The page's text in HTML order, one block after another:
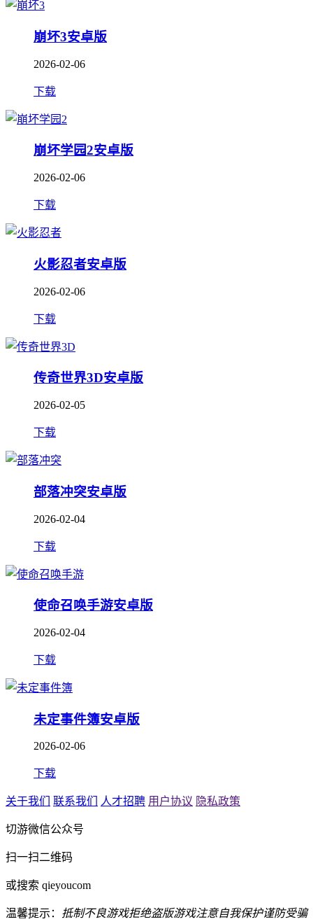
崩坏3安卓版
2026-02-06
下载
崩坏学园2安卓版
2026-02-06
下载
火影忍者安卓版
2026-02-06
下载
传奇世界3D安卓版
2026-02-05
下载
部落冲突安卓版
2026-02-04
下载
使命召唤手游安卓版
2026-02-04
下载
未定事件簿安卓版
2026-02-06
下载
关于我们 联系我们 人才招聘 用户协议 隐私政策
切游微信公众号
扫一扫二维码
或搜索 qieyoucom
温馨提示： 抵制不良游戏拒绝盗版游戏注意自我保护谨防受骗